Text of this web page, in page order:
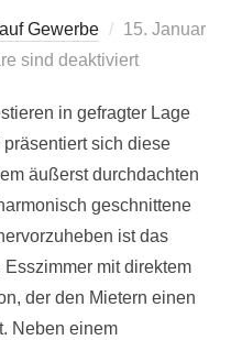
Gewerbe
Veröffentlicht
am
15. Januar
sind deaktiviert
in gefragter Lage
präsentiert sich diese
äußerst durchdachten
geschnittene
ist das
Esszimmer mit direktem
der den Mietern einen
Neben einem